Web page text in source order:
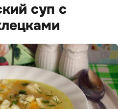
суп с